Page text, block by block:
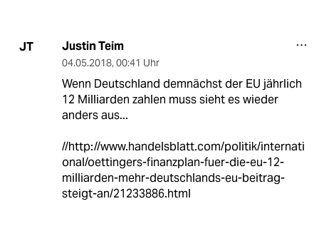
JT Justin Teim
04.05.2018, 00:41 Uhr
Wenn Deutschland demnächst der EU jährlich
12 Milliarden zahlen muss sieht es wieder
anders aus...
//http://www.handelsblatt.com/politik/internati
onal/oettingers-finanzplan-fuer-die-eu-12-
milliarden-mehr-deutschlands-eu-beitrag-
steigt-an/21233886.html